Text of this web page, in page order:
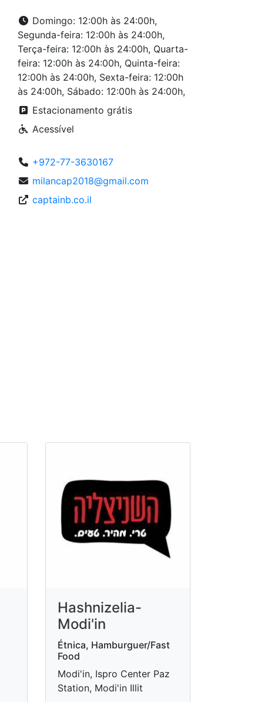
Domingo: 12:00h às 24:00h,
Segunda-feira: 12:00h às 24:00h,
Terça-feira: 12:00h às 24:00h, Quarta-
feira: 12:00h às 24:00h, Quinta-feira:
12:00h às 24:00h, Sexta-feira: 12:00h
às 24:00h, Sábado: 12:00h às 24:00h,
Estacionamento grátis
Acessível
+972-77-3630167
milancap2018@gmail.com
captainb.co.il
Hashnizelia-
Modi'in
Étnica, Hamburguer/Fast
Food
Modi'in, Ispro Center Paz
Station, Modi'in Illit